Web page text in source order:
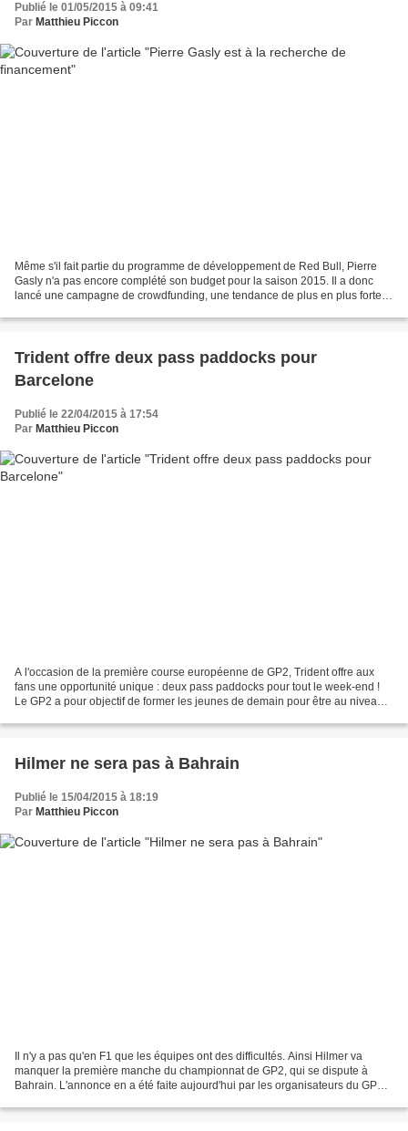
Publié le 01/05/2015 à 09:41
Par Matthieu Piccon
Même s'il fait partie du programme de développement de Red Bull, Pierre
Gasly n'a pas encore complété son budget pour la saison 2015. Il a donc
lancé une campagne de crowdfunding, une tendance de plus en plus forte
Trident offre deux pass paddocks pour
Barcelone
Publié le 22/04/2015 à 17:54
Par Matthieu Piccon
A l'occasion de la première course européenne de GP2, Trident offre aux
fans une opportunité unique : deux pass paddocks pour tout le week-end !
Le GP2 a pour objectif de former les jeunes de demain pour être au niveau
Hilmer ne sera pas à Bahrain
Publié le 15/04/2015 à 18:19
Par Matthieu Piccon
Il n'y a pas qu'en F1 que les équipes ont des difficultés. Ainsi Hilmer va
manquer la première manche du championnat de GP2, qui se dispute à
Bahrain. L'annonce en a été faite aujourd'hui par les organisateurs du GP2 :